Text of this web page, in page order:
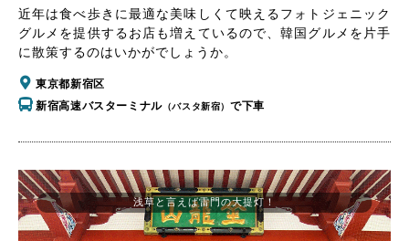
近年は食べ歩きに最適な美味しくて映えるフォトジェニック
グルメを提供するお店も増えているので、韓国グルメを片手
に散策するのはいかがでしょうか。
東京都新宿区
新宿高速バスターミナル（バスタ新宿） で下車
浅草と言えば雷門の大提灯！